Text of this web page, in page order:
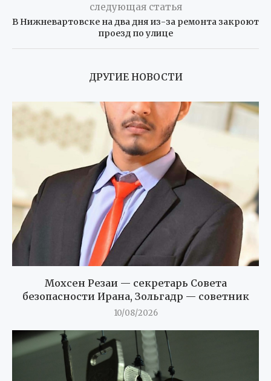
следующая статья
В Нижневартовске на два дня из-за ремонта закроют
проезд по улице
ДРУГИЕ НОВОСТИ
Мохсен Резаи — секретарь Совета
безопасности Ирана, Зольгадр — советник
10/08/2026